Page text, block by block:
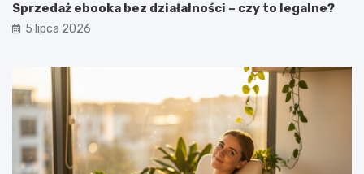
Sprzedaż ebooka bez działalności – czy to legalne?
5 lipca 2026